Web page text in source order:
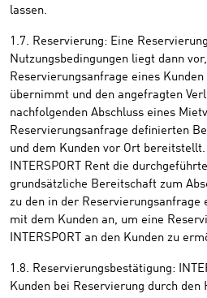
lassen.
1.7. Reservierung: Eine
Nutzungsbedingungen liegt dann
Reservierungsanfrage eines Kunden
übernimmt und den angefragten
nachfolgenden Abschluss eines
Reservierungsanfrage definierten
und dem Kunden vor Ort
INTERSPORT Rent die
grundsätzliche Bereitschaft zum
zu den in der Reservierungsanfrage
mit dem Kunden an, um eine
INTERSPORT an den Kunden zu
1.8. Reservierungsbestätigung:
Kunden bei Reservierung durch den